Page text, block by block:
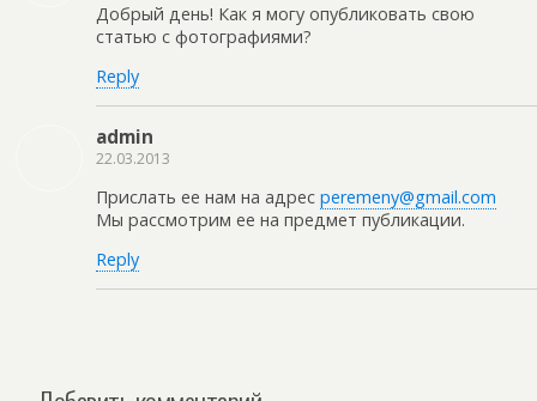
Добрый день! Как я могу опубликовать свою
статью с фотографиями?
Reply
admin
22.03.2013
Прислать ее нам на адрес peremeny@gmail.com
Мы рассмотрим ее на предмет публикации.
Reply